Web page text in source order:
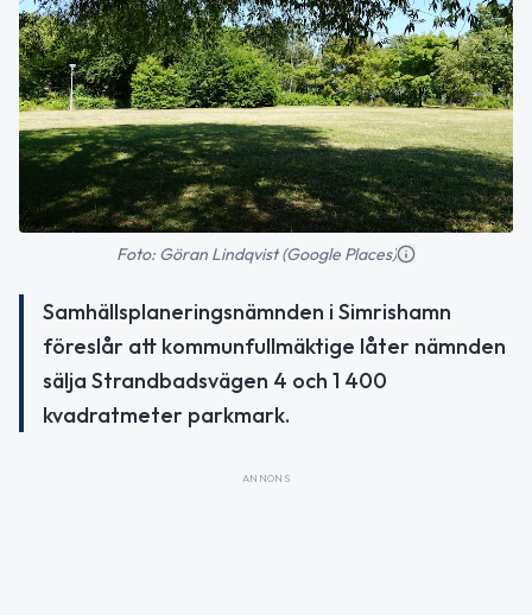
Foto: Göran Lindqvist (Google Places)
Samhällsplaneringsnämnden i Simrishamn
föreslår att kommunfullmäktige låter nämnden
sälja Strandbadsvägen 4 och 1 400
kvadratmeter parkmark.
ANNONS